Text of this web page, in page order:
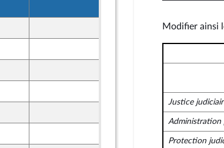
12 novembre 2024
12 novembre 2024
12 novembre 2024
Modifier ainsi
Justice
Administration
Protection